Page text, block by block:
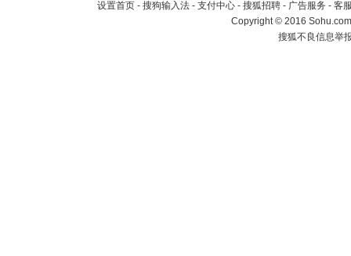
设置首页 - 搜狗输入法 - 支付中心 - 搜狐招聘 - 广告服务 - 客
Copyright©2016
搜狐不良信息举